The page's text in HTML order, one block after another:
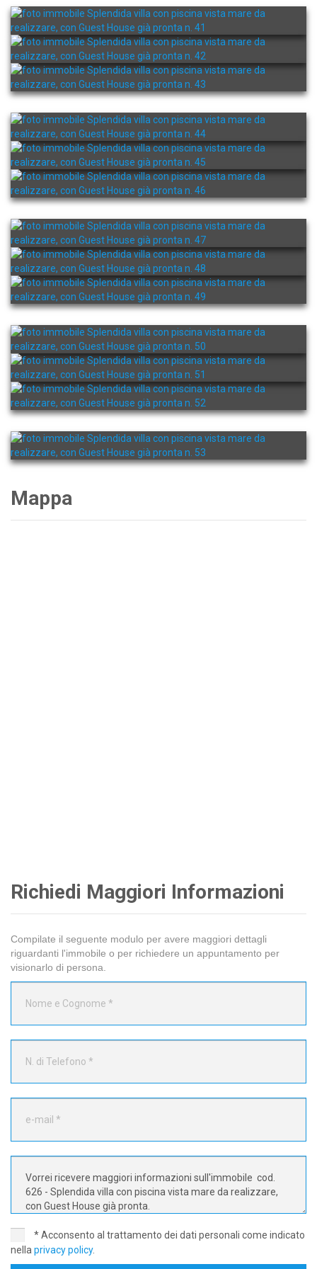
Mappa
Richiedi Maggiori Informazioni
Compilate il seguente modulo per avere maggiori dettagli
riguardanti l'immobile o per richiedere un appuntamento per
visionarlo di persona.
* Acconsento al trattamento dei dati personali come indicato
nellaprivacy policy.